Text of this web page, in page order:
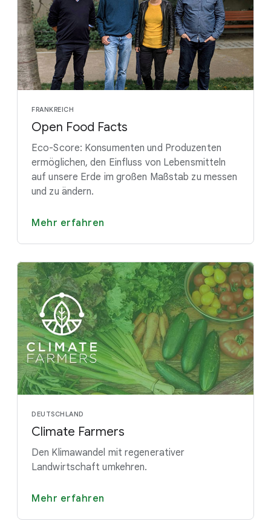
FRANKREICH
Open Food Facts
Eco-Score: Konsumenten und Produzenten
ermöglichen, den Einfluss von Lebensmitteln
auf unsere Erde im großen Maßstab zu messen
und zu ändern.
Mehr erfahren
DEUTSCHLAND
Climate Farmers
Den Klimawandel mit regenerativer
Landwirtschaft umkehren.
Mehr erfahren